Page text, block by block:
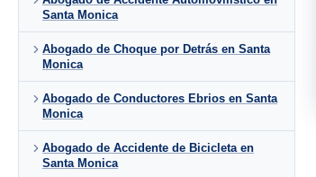
Santa Monica
Abogado de Choque por Detrás en Santa
Monica
Abogado de Conductores Ebrios en Santa
Monica
Abogado de Accidente de Bicicleta en
Santa Monica